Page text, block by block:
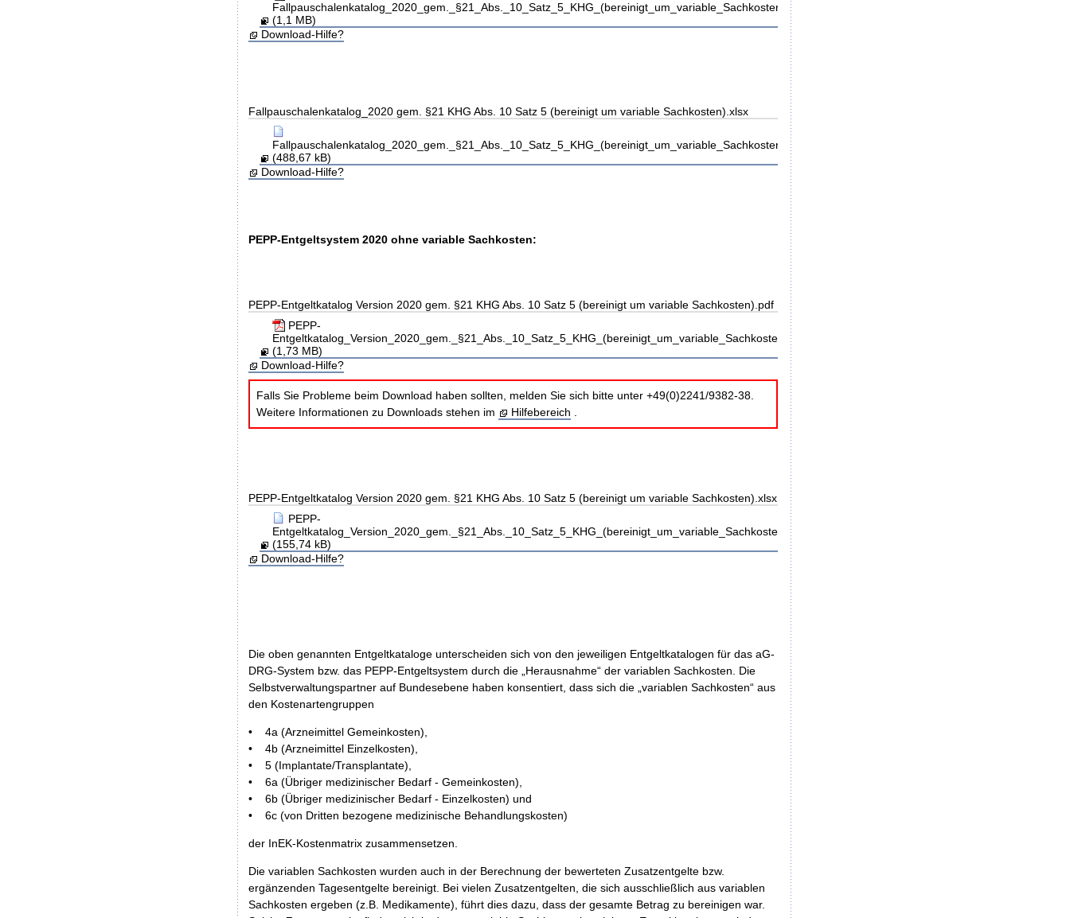
Fallpauschalenkatalog_2020_gem._§21_Abs._10_Satz_5_KHG_(bereinigt_um_variable_Sachkosten).pdf
(1,1 MB)
Download-Hilfe?
Fallpauschalenkatalog_2020 gem. §21 KHG Abs. 10 Satz 5 (bereinigt um variable Sachkosten).xlsx
Fallpauschalenkatalog_2020_gem._§21_Abs._10_Satz_5_KHG_(bereinigt_um_variable_Sachkosten).xlsx
(488,67 kB)
Download-Hilfe?
PEPP-Entgeltsystem 2020 ohne variable Sachkosten:
PEPP-Entgeltkatalog Version 2020 gem. §21 KHG Abs. 10 Satz 5 (bereinigt um variable Sachkosten).pdf
PEPP-
Entgeltkatalog_Version_2020_gem._§21_Abs._10_Satz_5_KHG_(bereinigt_um_variable_Sachkosten).pdf
(1,73 MB)
Download-Hilfe?
Falls Sie Probleme beim Download haben sollten, melden Sie sich bitte unter +49(0)2241/9382-38.
Weitere Informationen zu Downloads stehen im
Hilfebereich
PEPP-Entgeltkatalog Version 2020 gem. §21 KHG Abs. 10 Satz 5 (bereinigt um variable Sachkosten).xlsx
PEPP-
Entgeltkatalog_Version_2020_gem._§21_Abs._10_Satz_5_KHG_(bereinigt_um_variable_Sachkosten).xlsx
(155,74 kB)
Download-Hilfe?
Die oben genannten Entgeltkataloge unterscheiden sich von den jeweiligen Entgeltkatalogen für das aG-
DRG-System bzw. das PEPP-Entgeltsystem durch die „Herausnahme“ der variablen Sachkosten. Die
Selbstverwaltungspartner auf Bundesebene haben konsentiert, dass sich die „variablen Sachkosten“ aus
den Kostenartengruppen
• 4a (Arzneimittel Gemeinkosten),
• 4b (Arzneimittel Einzelkosten),
• 5 (Implantate/Transplantate),
• 6a (Übriger medizinischer Bedarf - Gemeinkosten),
• 6b (Übriger medizinischer Bedarf - Einzelkosten) und
• 6c (von Dritten bezogene medizinische Behandlungskosten)
der InEK-Kostenmatrix zusammensetzen.
Die variablen Sachkosten wurden auch in der Berechnung der bewerteten Zusatzentgelte bzw.
ergänzenden Tagesentgelte bereinigt. Bei vielen Zusatzentgelten, die sich ausschließlich aus variablen
Sachkosten ergeben (z.B. Medikamente), führt dies dazu, dass der gesamte Betrag zu bereinigen war.